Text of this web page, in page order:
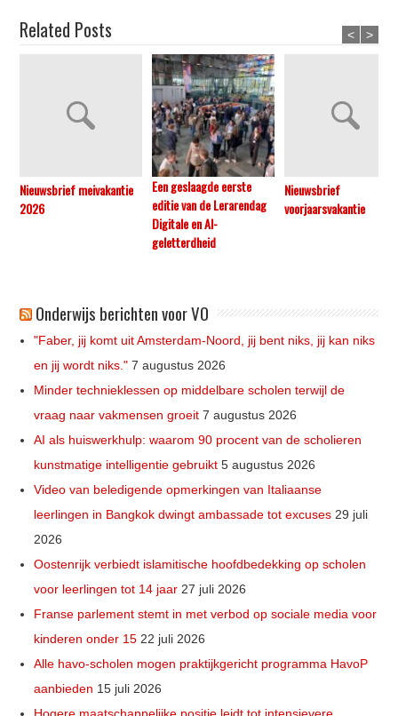
Related Posts
Nieuwsbrief meivakantie
2026
Een geslaagde eerste
editie van de Lerarendag
Digitale en AI-
geletterdheid
Nieuwsbrief
voorjaarsvakantie
< >
Onderwijs berichten voor VO
"Faber, jij komt uit Amsterdam-Noord, jij bent niks, jij kan niks
en jij wordt niks." 7 augustus 2026
Minder technieklessen op middelbare scholen terwijl de
vraag naar vakmensen groeit 7 augustus 2026
AI als huiswerkhulp: waarom 90 procent van de scholieren
kunstmatige intelligentie gebruikt 5 augustus 2026
Video van beledigende opmerkingen van Italiaanse
leerlingen in Bangkok dwingt ambassade tot excuses 29 juli
2026
Oostenrijk verbiedt islamitische hoofdbedekking op scholen
voor leerlingen tot 14 jaar 27 juli 2026
Franse parlement stemt in met verbod op sociale media voor
kinderen onder 15 22 juli 2026
Alle havo-scholen mogen praktijkgericht programma HavoP
aanbieden 15 juli 2026